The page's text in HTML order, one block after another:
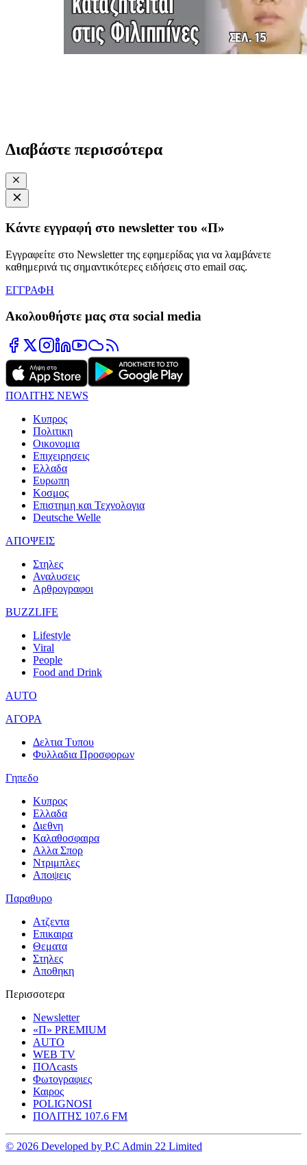
Διαβάστε περισσότερα
Κάντε εγγραφή στο newsletter του «Π»
Εγγραφείτε στο Newsletter της εφημερίδας για να λαμβάνετε
καθημερινά τις σημαντικότερες ειδήσεις στο email σας.
ΕΓΓΡΑΦΗ
Ακολουθήστε μας στα social media
ΠΟΛΙΤΗΣ NEWS
Κυπρος
Πολιτικη
Οικονομια
Επιχειρησεις
Ελλαδα
Ευρωπη
Κοσμος
Επιστημη και Τεχνολογια
Deutsche Welle
ΑΠΟΨΕΙΣ
Στηλες
Αναλυσεις
Αρθρογραφοι
BUZZLIFE
Lifestyle
Viral
People
Food and Drink
AUTO
ΑΓΟΡΑ
Δελτια Τυπου
Φυλλαδια Προσφορων
Γηπεδο
Κυπρος
Ελλαδα
Διεθνη
Καλαθοσφαιρα
Αλλα Σπορ
Ντριμπλες
Αποψεις
Παραθυρο
Ατζεντα
Επικαιρα
Θεματα
Στηλες
Αποθηκη
Περισσοτερα
Newsletter
«Π» PREMIUM
AUTO
WEB TV
ΠΟΛcasts
Φωτογραφιες
Καιρος
POLIGNOSI
ΠΟΛΙΤΗΣ 107.6 FM
© 2026 Developed by P.C Admin 22 Limited